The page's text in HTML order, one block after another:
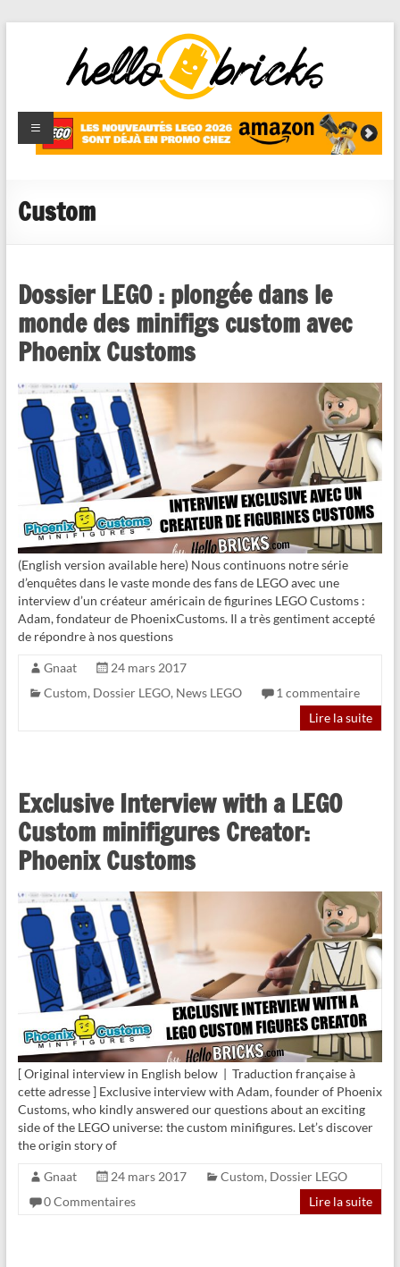
HelloBricks
Blog LEGO,
nouveaut�s
reviews
Custom
Dossier LEGO : plongée dans le
monde des minifigs custom avec
Phoenix Customs
(English version available here) Nous continuons notre série
d’enquêtes dans le vaste monde des fans de LEGO avec une
interview d’un créateur américain de figurines LEGO Customs :
Adam, fondateur de PhoenixCustoms. Il a très gentiment accepté
de répondre à nos questions
Gnaat
24 mars 2017
Custom, Dossier LEGO, News LEGO
1 commentaire
Lire la suite
Exclusive Interview with a LEGO
Custom minifigures Creator:
Phoenix Customs
[ Original interview in English below | Traduction française à
cette adresse ] Exclusive interview with Adam, founder of Phoenix
Customs, who kindly answered our questions about an exciting
side of the LEGO universe: the custom minifigures. Let’s discover
the origin story of
Gnaat 24 mars 2017 Custom, Dossier LEGO
0 Commentaires
Lire la suite